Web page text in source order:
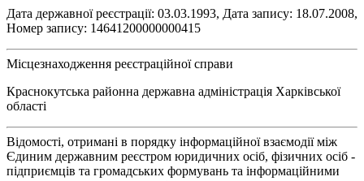
Дата державної реєстрації: 03.03.1993, Дата запису: 18.07.2008,
Номер запису: 14641200000000415
Місцезнаходження реєстраційної справи
Краснокутська районна державна адміністрація Харківської
області
Відомості, отримані в порядку інформаційної взаємодії між
Єдиним державним реєстром юридичних осіб, фізичних осіб -
підприємців та громадських формувань та інформаційними